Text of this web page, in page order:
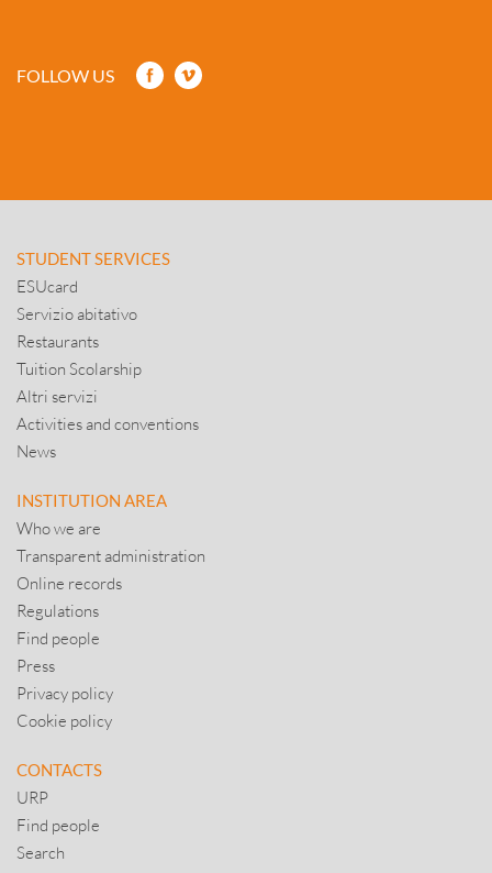
FOLLOW US
STUDENT SERVICES
ESUcard
Servizio abitativo
Restaurants
Tuition Scolarship
Altri servizi
Activities and conventions
News
INSTITUTION AREA
Who we are
Transparent administration
Online records
Regulations
Find people
Press
Privacy policy
Cookie policy
CONTACTS
URP
Find people
Search